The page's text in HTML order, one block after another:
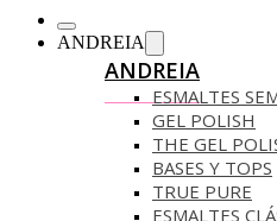
ANDREIA
ANDREIA
ESMALTES
GEL POLISH
THE GEL
BASES Y‎ TOPS
TRUE PURE
ESMALTES